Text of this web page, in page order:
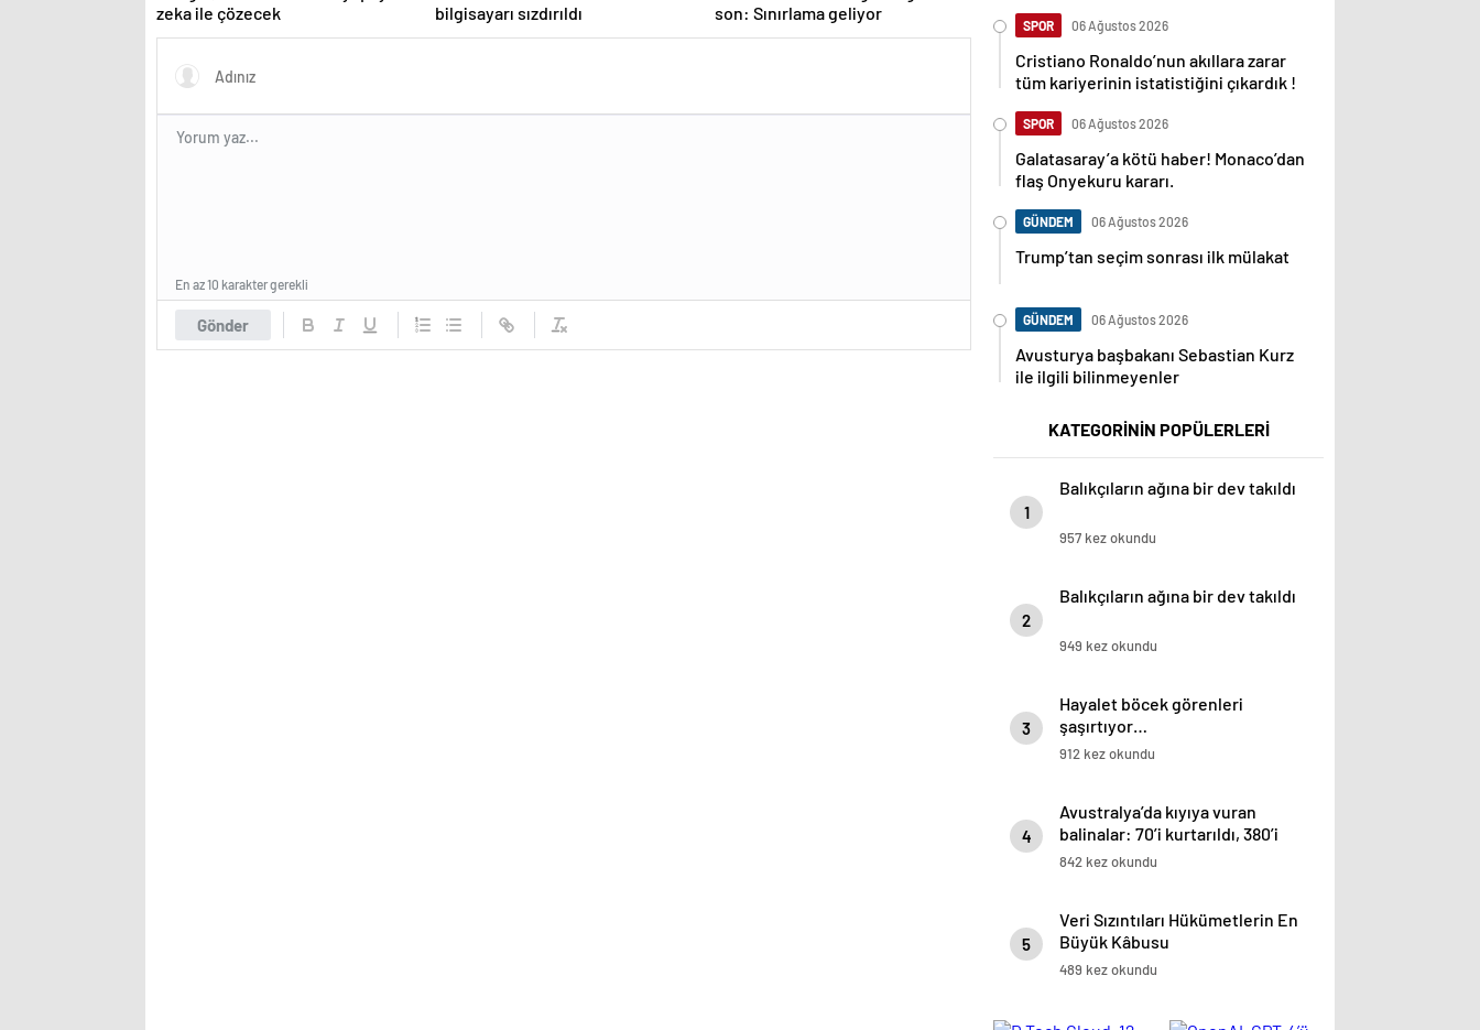
zeka ile çözecek
bilgisayarı sızdırıldı
son: Sınırlama geliyor
Gönder
En az 10 karakter gerekli
SPOR 06 Ağustos 2026
Cristiano Ronaldo’nun akıllara zarar
tüm kariyerinin istatistiğini çıkardık !
SPOR 06 Ağustos 2026
Galatasaray’a kötü haber! Monaco’dan
flaş Onyekuru kararı.
GÜNDEM 06 Ağustos 2026
Trump’tan seçim sonrası ilk mülakat
GÜNDEM 06 Ağustos 2026
Avusturya başbakanı Sebastian Kurz
ile ilgili bilinmeyenler
KATEGORİNİN POPÜLERLERİ
1
Balıkçıların ağına bir dev takıldı
957 kez okundu
2
Balıkçıların ağına bir dev takıldı
949 kez okundu
3
Hayalet böcek görenleri
şaşırtıyor…
912 kez okundu
4
Avustralya’da kıyıya vuran
balinalar: 70’i kurtarıldı, 380’i
öldü
842 kez okundu
5
Veri Sızıntıları Hükümetlerin En
Büyük Kâbusu
489 kez okundu